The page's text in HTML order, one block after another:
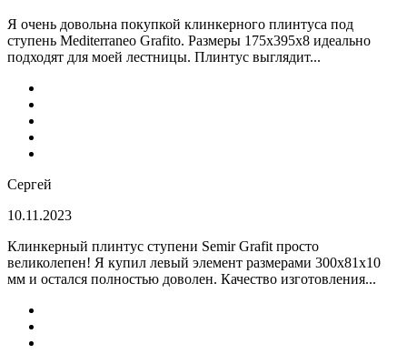
Я очень довольна покупкой клинкерного плинтуса под
ступень Mediterraneo Grafito. Размеры 175х395х8 идеально
подходят для моей лестницы. Плинтус выглядит...
Сергей
10.11.2023
Клинкерный плинтус ступени Semir Grafit просто
великолепен! Я купил левый элемент размерами 300х81х10
мм и остался полностью доволен. Качество изготовления...